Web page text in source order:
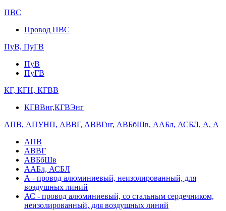
ПВС
Провод ПВС
ПуВ, ПуГВ
ПуВ
ПуГВ
КГ, КГН, КГВВ
КГВВнг,КГВЭнг
АПВ, АПУНП, АВВГ, АВВГнг, АВБбШв, ААБл, АСБЛ, А, А
АПВ
АВВГ
АВБбШв
ААБл, АСБЛ
А - провод алюминиевый, неизолированный, для
воздушных линий
АС - провод алюминиевый, со стальным сердечником,
неизолированный, для воздушных линий